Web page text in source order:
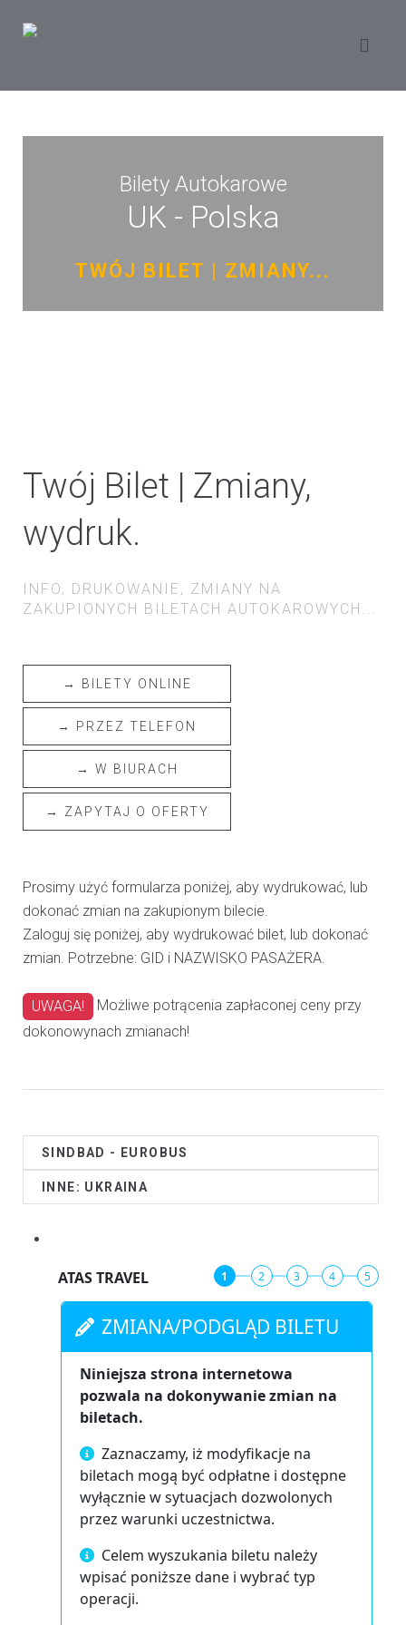
Bilety Autokarowe
UK - Polska
TWÓJ BILET | ZMIANY...
Twój Bilet | Zmiany,
wydruk.
INFO, DRUKOWANIE, ZMIANY NA
ZAKUPIONYCH BILETACH AUTOKAROWYCH...
→ BILETY ONLINE
→ PRZEZ TELEFON
→ W BIURACH
→ ZAPYTAJ O OFERTY
Prosimy użyć formularza poniżej, aby wydrukować, lub
dokonać zmian na zakupionym bilecie.
Zaloguj się poniżej, aby wydrukować bilet, lub dokonać
zmian. Potrzebne: GID i NAZWISKO PASAŻERA.
UWAGA!
Możliwe potrącenia zapłaconej ceny przy
dokonowynach zmianach!
SINDBAD - EUROBUS
INNE: UKRAINA